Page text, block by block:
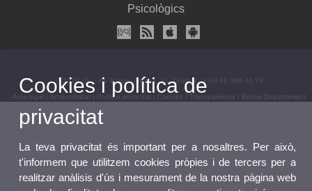
Psicològics
© 2026 UV. - Av. Blasco Ibáñez, 21. Telèfon: (+34) 96 386 44 76
Avís legal |Accessibilitat Política privacitat Cookies Transparència Bústia Departament
Cookies i política de
privacitat
La teva privacitat és important per a nosaltres. Per això,
t'informem que utilitzem cookies pròpies i de tercers per a
realitzar anàlisis d'ús i mesurament de la nostra pàgina web